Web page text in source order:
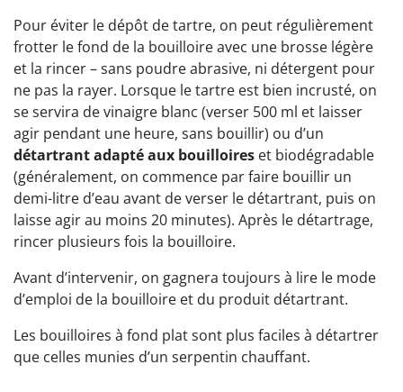
Pour éviter le dépôt de tartre, on peut régulièrement
frotter le fond de la bouilloire avec une brosse légère
et la rincer – sans poudre abrasive, ni détergent pour
ne pas la rayer. Lorsque le tartre est bien incrusté, on
se servira de vinaigre blanc (verser 500 ml et laisser
agir pendant une heure, sans bouillir) ou d’un
détartrant adapté aux bouilloires et biodégradable
(généralement, on commence par faire bouillir un
demi-litre d’eau avant de verser le détartrant, puis on
laisse agir au moins 20 minutes). Après le détartrage,
rincer plusieurs fois la bouilloire.
Avant d’intervenir, on gagnera toujours à lire le mode
d’emploi de la bouilloire et du produit détartrant.
Les bouilloires à fond plat sont plus faciles à détartrer
que celles munies d’un serpentin chauffant.